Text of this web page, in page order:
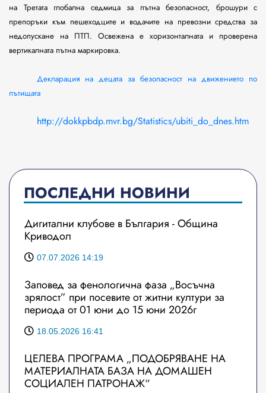
на Третата глобална седмица за пътна безопасност, брошури с
препоръки към пешеходците и водачите на превозни средства за
недопускане на ПТП. Освежена е хоризонталната и проверена
вертикалната пътна маркировка.
Декларация на децата за безопасност на движението по
пътищата
http://dokkpbdp.mvr.bg/Statistics/ubiti_do_dnes.htm
ПОСЛЕДНИ НОВИНИ
Дигитални клубове в България - Община
Криводол
07.07.2026 14:19
Заповед за фенологична фаза „Восъчна
зрялост” при посевите от житни култури за
периода от 01 юни до 15 юни 2026г
18.05.2026 16:41
ЦЕЛЕВА ПРОГРАМА „ПОДОБРЯВАНЕ НА
МАТЕРИАЛНАТА БАЗА НА ДОМАШЕН
СОЦИАЛЕН ПАТРОНАЖ“